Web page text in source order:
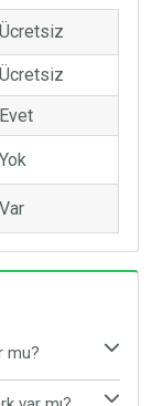
Ücretsiz
Ücretsiz
Evet
Yok
Var
mu?
etmektedir.